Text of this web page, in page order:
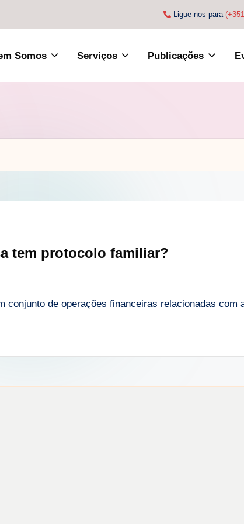
Ligue-nos para
Somos Serviços Publicações
tem protocolo familiar?
conjunto de operações financeiras relacionadas com